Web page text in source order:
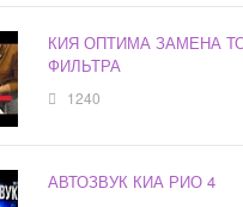
КИЯ ОПТИМА ЗАМЕНА
ФИЛЬТРА
1240
АВТОЗВУК КИА РИО 4